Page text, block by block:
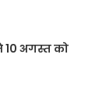
10 अगस्त को